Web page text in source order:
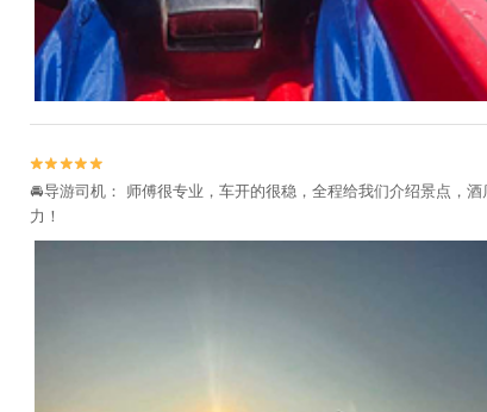


🚘导游司机： 师傅很专业，车开的很稳，全程给我们介绍景点
力！